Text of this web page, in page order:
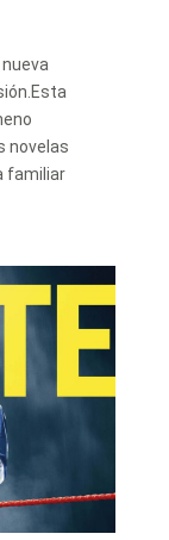
novelas
familiar